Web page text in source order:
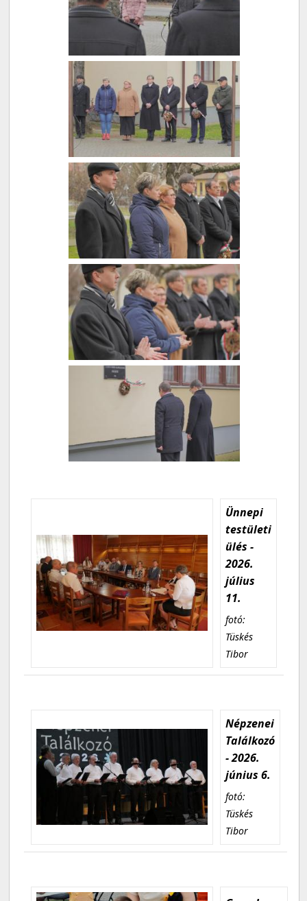
Ünnepi
testületi
ülés -
2026.
július
11.
fotó:
Tüskés
Tibor
Népzenei
Találkozó
- 2026.
június 6.
fotó:
Tüskés
Tibor